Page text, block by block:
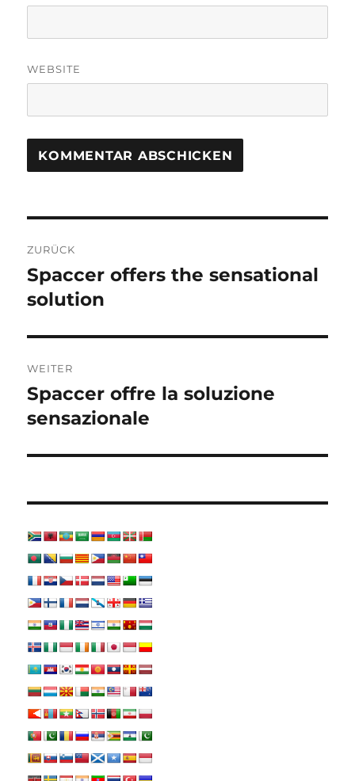
WEBSITE
ZURÜCK
Vorheriger
Beitrag:
Spaccer offers the sensational
solution
WEITER
Nächster
Beitrag:
Spaccer offre la soluzione
sensazionale